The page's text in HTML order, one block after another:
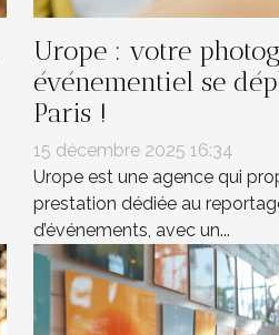
Urope : votre
événementiel se
Paris !
15 décembre 2025 16:34
Urope est une agence qui
prestation dédiée au
d’événements, avec un...